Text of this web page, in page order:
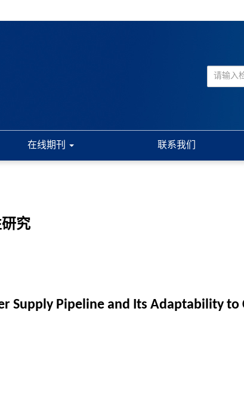
在线期刊 联系我们
究
Supply Pipeline and Its Adaptability to